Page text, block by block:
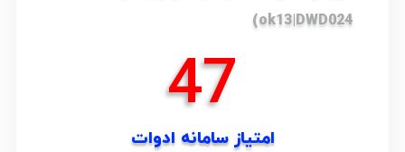
ok13|DWD024)
امتیاز سامانه ادوات
57